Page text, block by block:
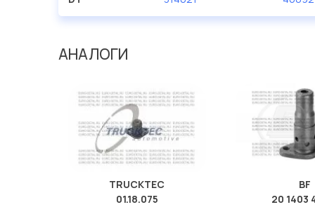
АНАЛОГИ
TRUCKTEC
01.18.075
BF
20 1403